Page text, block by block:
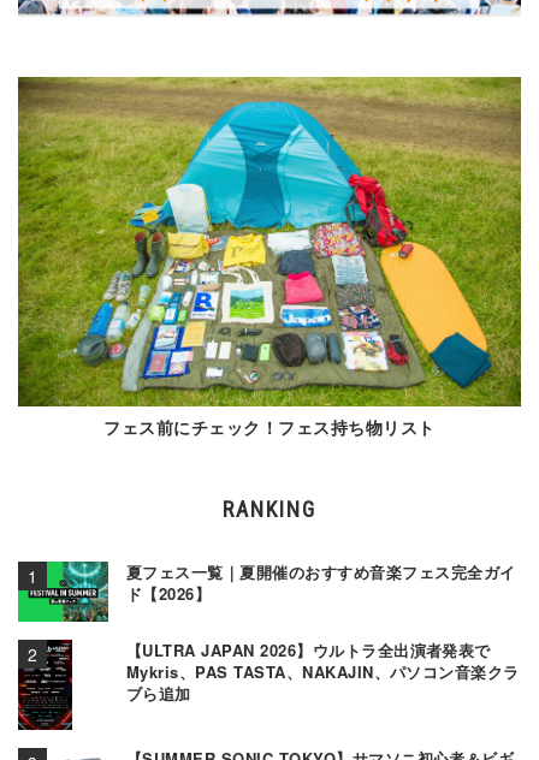
フェス前にチェック！フェス持ち物リスト
RANKING
夏フェス一覧｜夏開催のおすすめ音楽フェス完全ガイ
ド【2026】
【ULTRA JAPAN 2026】ウルトラ全出演者発表で
Mykris、PAS TASTA、NAKAJIN、パソコン音楽クラ
ブら追加